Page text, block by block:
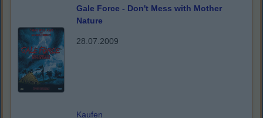
Gale Force - Don't Mess with Mother
Nature
28.07.2009
Kaufen